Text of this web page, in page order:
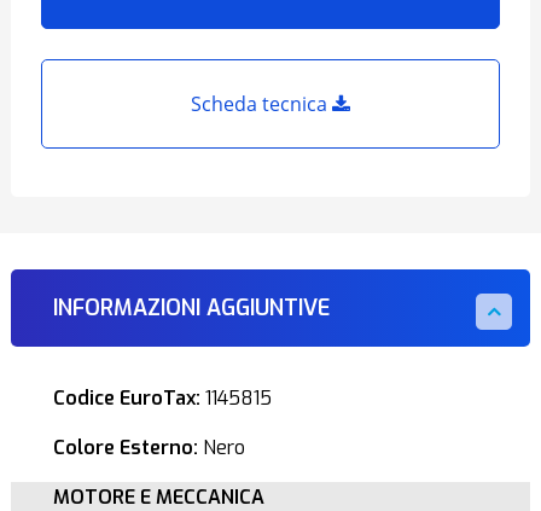
Scheda tecnica
INFORMAZIONI AGGIUNTIVE
Codice EuroTax: 1145815
Colore Esterno: Nero
MOTORE E MECCANICA